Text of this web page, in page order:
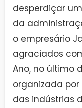
desperdiçar
da
o empresário
agraciados
Ano, no último
organizada por
das indústrias